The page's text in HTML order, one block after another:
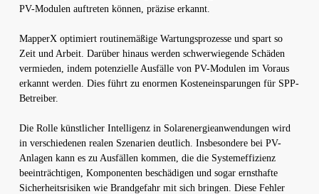
PV-Modulen auftreten können, präzise erkannt.
MapperX optimiert routinemäßige Wartungsprozesse und spart so
Zeit und Arbeit. Darüber hinaus werden schwerwiegende Schäden
vermieden, indem potenzielle Ausfälle von PV-Modulen im Voraus
erkannt werden. Dies führt zu enormen Kosteneinsparungen für SPP-
Betreiber.
Die Rolle künstlicher Intelligenz in Solarenergieanwendungen wird
in verschiedenen realen Szenarien deutlich. Insbesondere bei PV-
Anlagen kann es zu Ausfällen kommen, die die Systemeffizienz
beeinträchtigen, Komponenten beschädigen und sogar ernsthafte
Sicherheitsrisiken wie Brandgefahr mit sich bringen. Diese Fehler